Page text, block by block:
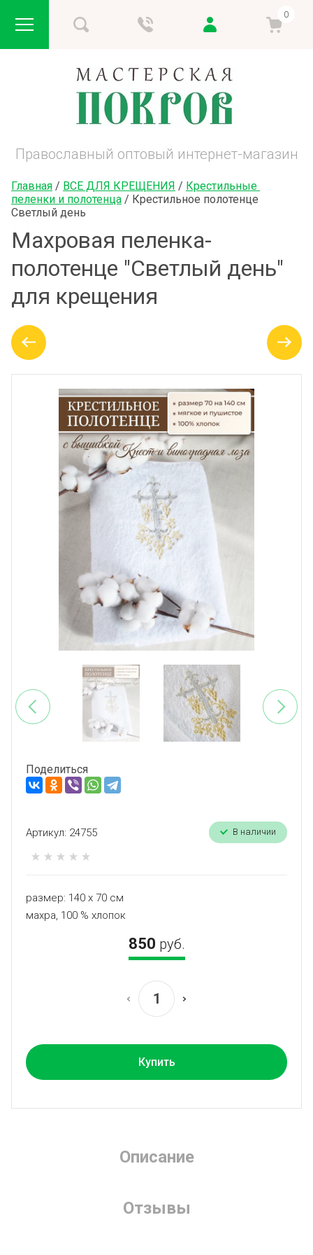
ПОЛЬЗОВАТЕЛЬСКОЕ
0
Православный оптовый интернет-магазин
Главная / ВСЕ ДЛЯ КРЕЩЕНИЯ / Крестильные
пеленки и полотенца / Крестильное полотенце
Светлый день
Махровая пеленка-
полотенце "Светлый день"
для крещения
Поделиться
Артикул: 24755 В наличии
850 руб.
Купить
размер: 140 х 70 см
махра, 100 % хлопок
Описание
Отзывы